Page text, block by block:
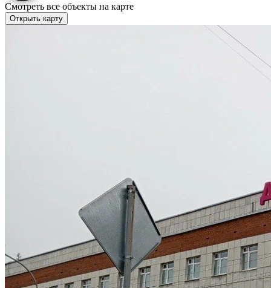
Смотреть все объекты на карте
Открыть карту